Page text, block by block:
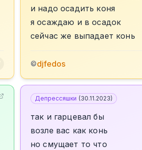
и надо осадить коня
я осаждаю и в осадок
сейчас же выпадает конь
©djfedos
Депрессяшки (30.11.2023)
так и гарцевал бы
возле вас как конь
но смущает то что